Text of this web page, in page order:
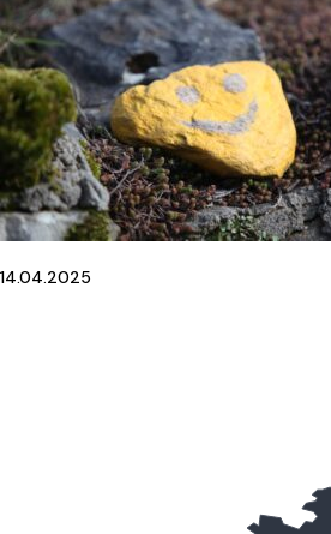
14.04.2025